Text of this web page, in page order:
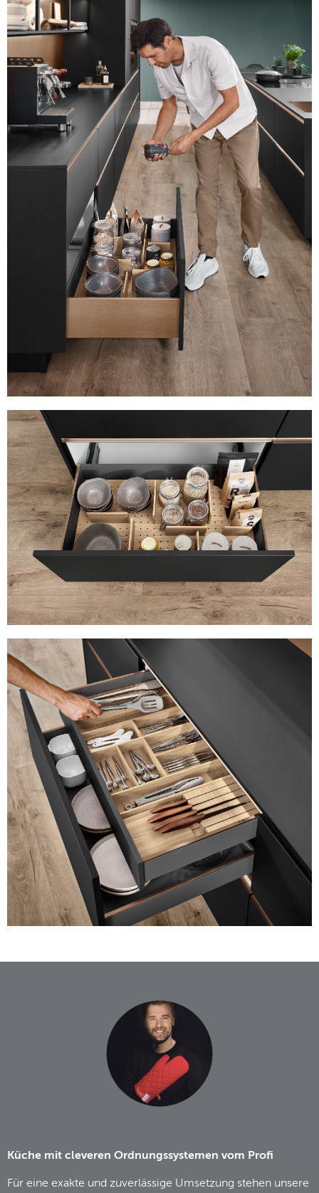
Küche mit cleveren Ordnungssystemen vom Profi
Für eine exakte und zuverlässige Umsetzung stehen unsere